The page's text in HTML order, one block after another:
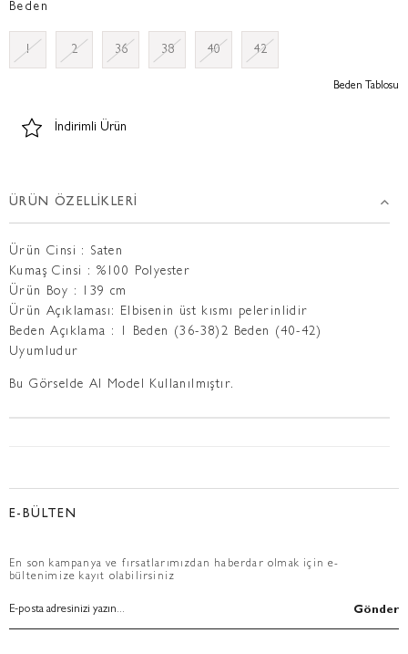
Beden
1 2 36 38 40 42
Beden Tablosu
İndirimli Ürün
ÜRÜN ÖZELLIKLERI
Ürün Cinsi : Saten
Kumaş Cinsi : %100 Polyester
Ürün Boy : 139 cm
Ürün Açıklaması: Elbisenin üst kısmı pelerinlidir
Beden Açıklama : 1 Beden (36-38)2 Beden (40-42)
Uyumludur
Bu Görselde AI Model Kullanılmıştır.
E-BÜLTEN
En son kampanya ve fırsatlarımızdan haberdar olmak için e-
bültenimize kayıt olabilirsiniz
Gönder